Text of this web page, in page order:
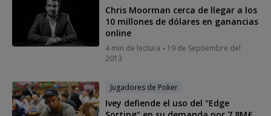
Chris Moorman cerca de llegar a los
10 millones de dólares en ganancias
online
4 min de lectura
19 de Septiembre del
2013
Jugadores de Poker
Ivey defiende el uso del "Edge